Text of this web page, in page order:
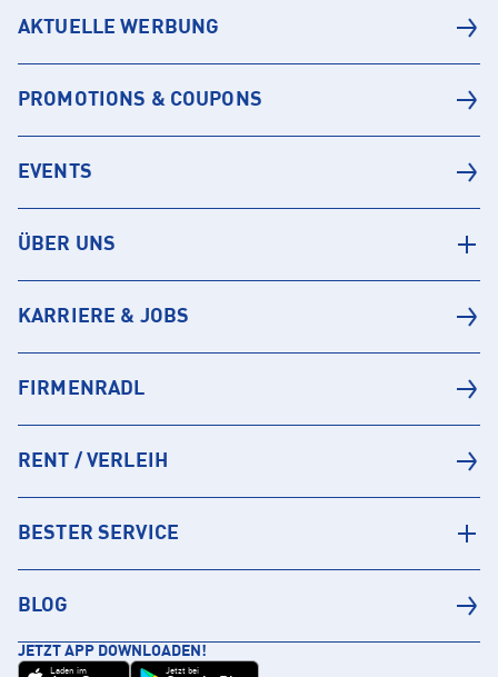
AKTUELLE WERBUNG
PROMOTIONS & COUPONS
EVENTS
ÜBER UNS
KARRIERE & JOBS
FIRMENRADL
RENT / VERLEIH
BESTER SERVICE
BLOG
JETZT APP DOWNLOADEN!
Laden im Jetzt bei